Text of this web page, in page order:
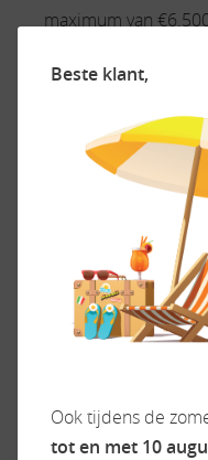
maximum van
verkoopperiode
maanden besluiten
verkoop te halen,
van € 1.250,-. Na
de verkoop
terugtrekken van
bemiddelingskosten
betaald dan alleen
p/m stallingskosten.
bent u alsnog de
verschuldigd.
Beste klant,
Ook tijdens de
tot en met 10